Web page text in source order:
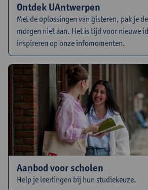
Ontdek UAntwerpen
Met de oplossingen van gisteren, pak je
morgen niet aan. Het is tijd voor nieuwe
inspireren op onze infomomenten.
Aanbod voor scholen
Help je leerlingen bij hun studiekeuze.